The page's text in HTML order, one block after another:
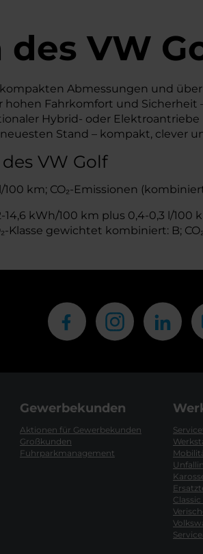
des VW
Abmessungen und
Fahrkomfort und Sicherheit
Hybrid- oder Elektroantriebe
Stand – kompakt, clever
VW Golf
km; CO₂-Emissionen (kombiniert):
kWh/100 km plus 0,4-0,3 l/
gewichtet kombiniert: B;
Gewerbekunden
Aktionen für Gewerbekunden
Großkunden
Fuhrparkmanagement